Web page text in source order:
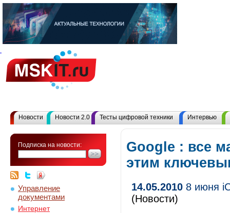
Новости Новости 2.0 Тесты цифровой техники Интервью
Подписка на новости:
Управление
документами
Интернет
Google : все
этим
14.05.2010 8 июня
(Новости)